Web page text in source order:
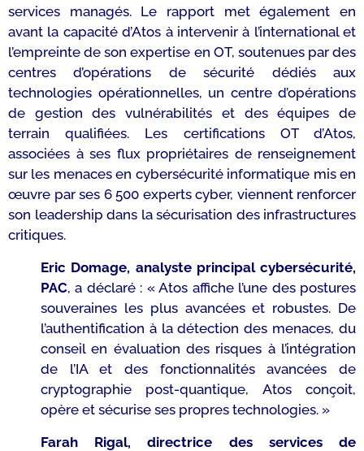
services managés. Le rapport met également en
avant la capacité d’Atos à intervenir à l’international et
l’empreinte de son expertise en OT, soutenues par des
centres d’opérations de sécurité dédiés aux
technologies opérationnelles, un centre d’opérations
de gestion des vulnérabilités et des équipes de
terrain qualifiées. Les certifications OT d’Atos,
associées à ses flux propriétaires de renseignement
sur les menaces en cybersécurité informatique mis en
œuvre par ses 6 500 experts cyber, viennent renforcer
son leadership dans la sécurisation des infrastructures
critiques.
Eric Domage, analyste principal cybersécurité,
PAC, a déclaré : « Atos affiche l’une des postures
souveraines les plus avancées et robustes. De
l’authentification à la détection des menaces, du
conseil en évaluation des risques à l’intégration
de l’IA et des fonctionnalités avancées de
cryptographie post-quantique, Atos conçoit,
opère et sécurise ses propres technologies. »
Farah Rigal, directrice des services de